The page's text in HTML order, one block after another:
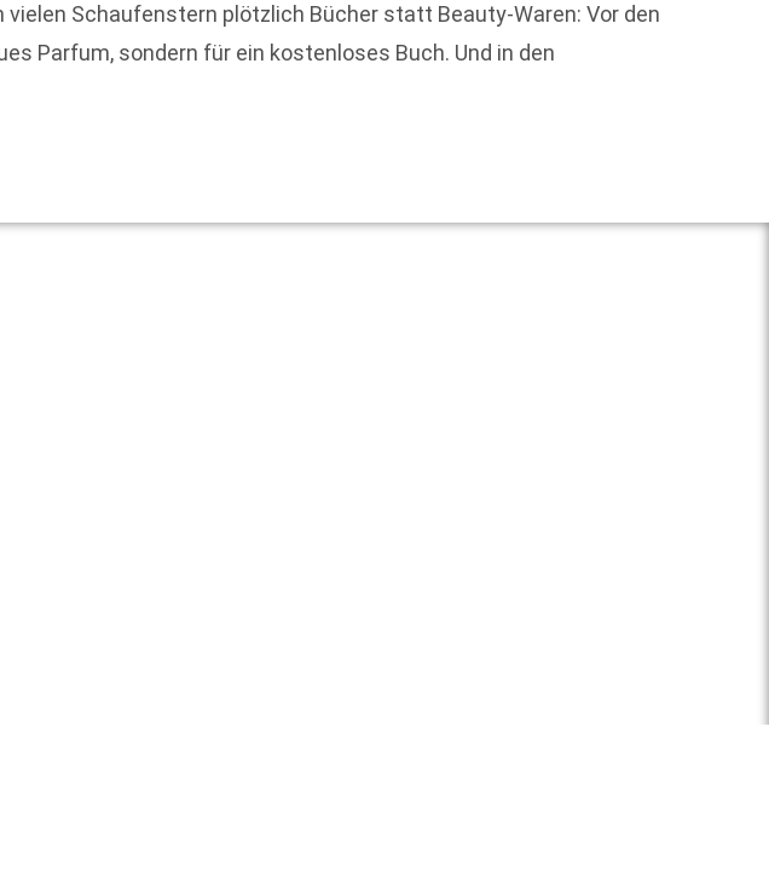
Schaufenstern plötzlich Bücher statt Beauty-Waren: Vor den
Parfum, sondern für ein kostenloses Buch. Und in den